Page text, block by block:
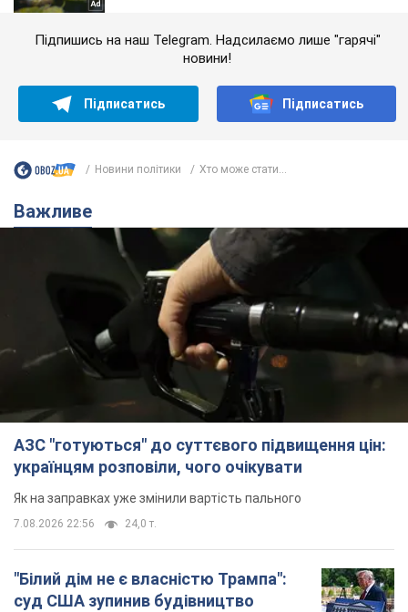
Підпишись на наш Telegram. Надсилаємо лише "гарячі"
новини!
Підписатись Підписатись
Новини політики Хто може стати...
Важливе
АЗС "готуються" до суттєвого підвищення цін:
українцям розповіли, чого очікувати
Як на заправках уже змінили вартість пального
7.08.2026 22:56 24,0 т.
"Білий дім не є власністю Трампа":
суд США зупинив будівництво